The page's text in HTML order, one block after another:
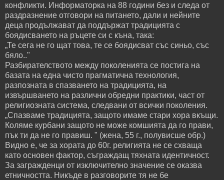
конфликти. Информаторка на 88 години без и следа от
раздразнение отговори на питането, дали и нейните
деца продължават да поддържат традицията с
боядисването на ръцете си с къна, така:
„Те сега не го щат това, те се боядисват със синьо, със
бяло.."
Разбирателството между поколенията се постига на
базата на една чисто прагматична технология,
разпозната в спазването на традицията, на
извършването на различни обредни практики, част от
религиозната система, следвани от всички поколения.
„Спазваме традицията, защото имаме стари хора вкъщи.
Коляме курбани защото не може комшията да го прави,
пък ти да не го правиш. " (жена, 55 г., полувисше обр.)
Видно е, че за хората до 60г. религията не се схваща
като основен фактор, съграждащ тяхната идентичност.
За загражденци от изключително значение се оказва
етничността. Никъде в разговорите тя не бе